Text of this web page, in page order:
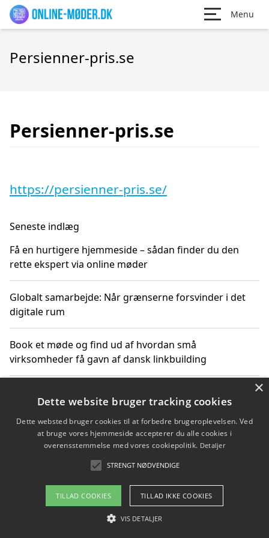
Menu
Persienner-pris.se
Persienner-pris.se
https://persienner-pris.se/
Seneste indlæg
Få en hurtigere hjemmeside – sådan finder du den
rette ekspert via online møder
Globalt samarbejde: Når grænserne forsvinder i det
digitale rum
Book et møde og find ud af hvordan små
virksomheder få gavn af dansk linkbuilding
får du indgår et samarbejde
Hold et møde med en WordPress ekspert og vælg den
mest professionelle til at vedligeholde din løsning
Copyright 2026 - Pilanto Aps
Om / kontakt
×
Dette website bruger tracking cookies
Dette websted bruger cookies til at forbedre brugeroplevelsen. Ved
at bruge vores hjemmeside accepterer du alle cookies i
overensstemmelse med vores cookiepolitik. Detaljer
STRENGT NØDVENDIGE
TILLAD COOKIES TILLAD IKKE COOKIES
VIS DETALJER